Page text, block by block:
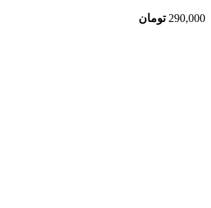
290,000 تومان